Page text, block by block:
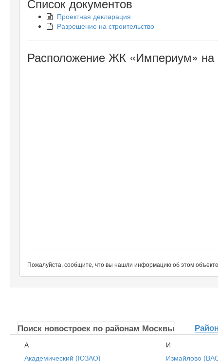
Проектная декларация
Разрешение на строительство
Расположение ЖК «Империум» на
Пожалуйста, сообщите, что вы нашли информацию об этом
Поиск новостроек по районам Москвы
А
Академический (ЮЗАО)
И
Измайлово